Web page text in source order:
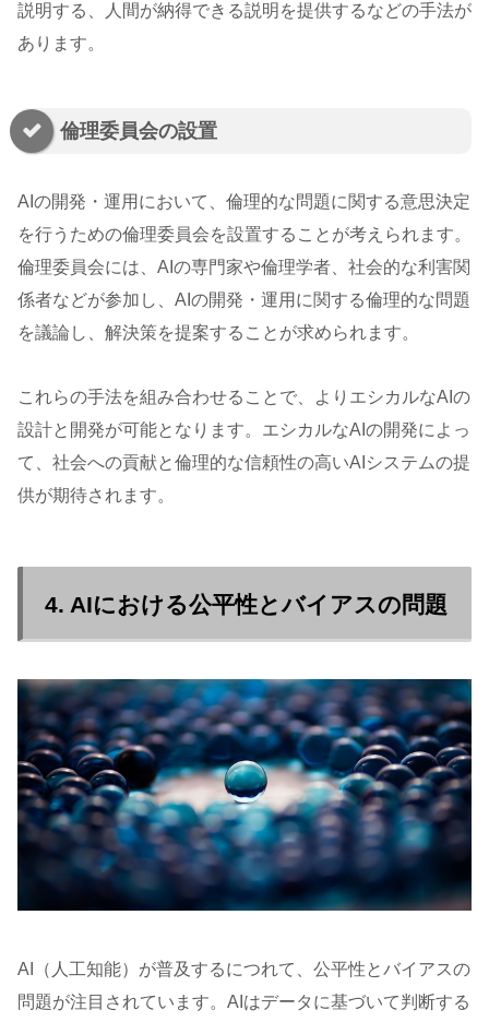
説明する、人間が納得できる説明を提供するなどの手法が
あります。
倫理委員会の設置
AIの開発・運用において、倫理的な問題に関する意思決定
を行うための倫理委員会を設置することが考えられます。
倫理委員会には、AIの専門家や倫理学者、社会的な利害関
係者などが参加し、AIの開発・運用に関する倫理的な問題
を議論し、解決策を提案することが求められます。
これらの手法を組み合わせることで、よりエシカルなAIの
設計と開発が可能となります。エシカルなAIの開発によっ
て、社会への貢献と倫理的な信頼性の高いAIシステムの提
供が期待されます。
4. AIにおける公平性とバイアスの問題
AI（人工知能）が普及するにつれて、公平性とバイアスの
問題が注目されています。AIはデータに基づいて判断する